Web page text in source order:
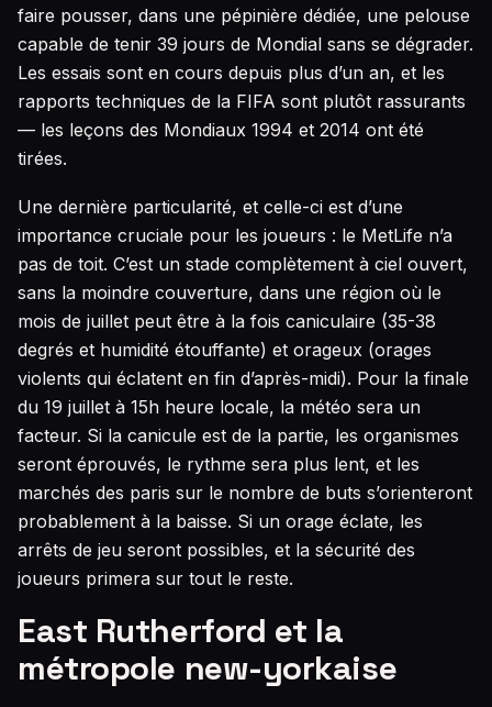
faire pousser, dans une pépinière dédiée, une pelouse
capable de tenir 39 jours de Mondial sans se dégrader.
Les essais sont en cours depuis plus d’un an, et les
rapports techniques de la FIFA sont plutôt rassurants
— les leçons des Mondiaux 1994 et 2014 ont été
tirées.
Une dernière particularité, et celle-ci est d’une
importance cruciale pour les joueurs : le MetLife n’a
pas de toit. C’est un stade complètement à ciel ouvert,
sans la moindre couverture, dans une région où le
mois de juillet peut être à la fois caniculaire (35-38
degrés et humidité étouffante) et orageux (orages
violents qui éclatent en fin d’après-midi). Pour la finale
du 19 juillet à 15h heure locale, la météo sera un
facteur. Si la canicule est de la partie, les organismes
seront éprouvés, le rythme sera plus lent, et les
marchés des paris sur le nombre de buts s’orienteront
probablement à la baisse. Si un orage éclate, les
arrêts de jeu seront possibles, et la sécurité des
joueurs primera sur tout le reste.
East Rutherford et la
métropole new-yorkaise